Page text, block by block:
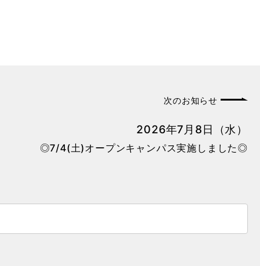
次のお知らせ
2026年7月8日（水）
◎7/4(土)オープンキャンパス実施しました◎